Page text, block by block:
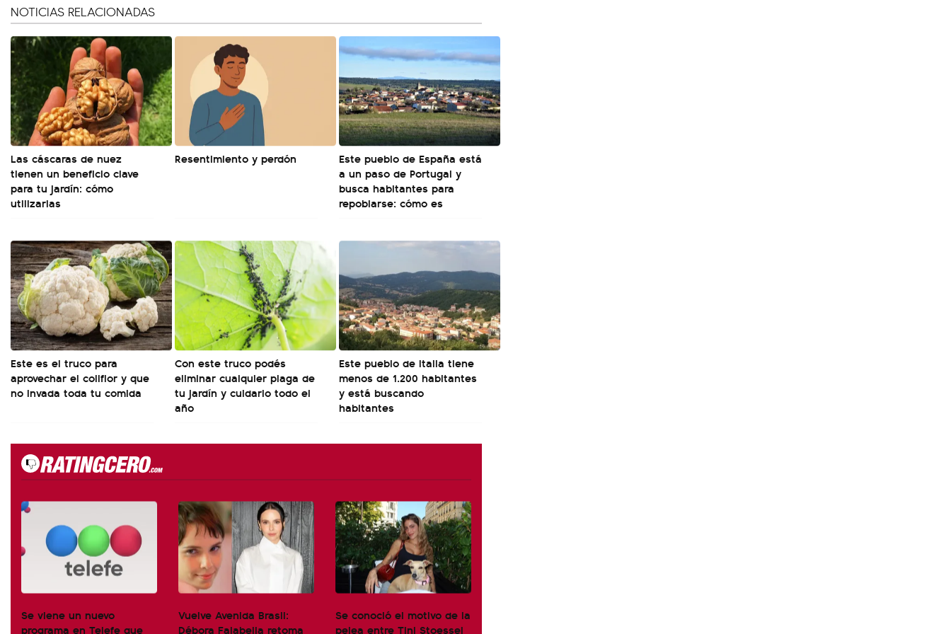
NOTICIAS RELACIONADAS
Las cáscaras de nuez
tienen un beneficio clave
para tu jardín: cómo
utilizarlas
Resentimiento y perdón
Este pueblo de España está
a un paso de Portugal y
busca habitantes para
repoblarse: cómo es
Este es el truco para
aprovechar el coliflor y que
no invada toda tu comida
Con este truco podés
eliminar cualquier plaga de
tu jardín y cuidarlo todo el
año
Este pueblo de Italia tiene
menos de 1.200 habitantes
y está buscando
habitantes
Se viene un nuevo
programa en Telefe que
Vuelve Avenida Brasil:
Débora Falabella retoma
Se conoció el motivo de la
pelea entre Tini Stoessel